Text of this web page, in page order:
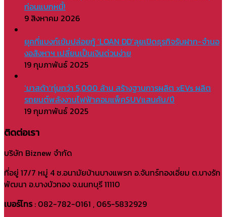
ก่อนแบกหนี้!
9 สิงหาคม 2026
ยุคที่แบงก์เข้มปล่อยกู้ ‘LOAN DD’ลุยเปิดธุรกิจรับฝาก-จำนอ
งอสังหาฯ เปลี่ยนเป็นเงินด่วนง่าย
19 กุมภาพันธ์ 2025
‘มาสด้า’ทุ่มกว่า 5,000 ล้าน สร้างฐานการผลิต xEVs ผลิต
รถยนต์พลังงานไฟฟ้าคอมแพ็คSUVแสนคัน/ปี
19 กุมภาพันธ์ 2025
ติดต่อเรา
บริษัท Biznew จำกัด
ที่อยู่ 17/7 หมู่ 4 ซ.อนามัยบ้านบางแพรก อ.จันทร์ทองเอี่ยม ต.บางรัก
พัฒนา อ.บางบัวทอง จ.นนทบุรี 11110
เบอร์โทร: 082-782-0161 , 065-5832929